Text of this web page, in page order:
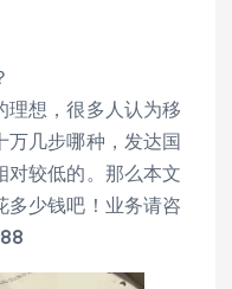
理想，很多人认为移
万几步哪种，发达国
对较低的。那么本文
多少钱吧！业务请咨